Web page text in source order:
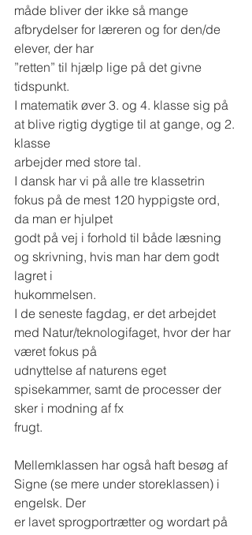
måde bliver der ikke så mange
afbrydelser for læreren og for den/de
elever, der har
”retten” til hjælp lige på det givne
tidspunkt.
I matematik øver 3. og 4. klasse sig på
at blive rigtig dygtige til at gange, og 2.
klasse
arbejder med store tal.
I dansk har vi på alle tre klassetrin
fokus på de mest 120 hyppigste ord,
da man er hjulpet
godt på vej i forhold til både læsning
og skrivning, hvis man har dem godt
lagret i
hukommelsen.
I de seneste fagdag, er det arbejdet
med Natur/teknologifaget, hvor der har
været fokus på
udnyttelse af naturens eget
spisekammer, samt de processer der
sker i modning af fx
frugt.
Mellemklassen har også haft besøg af
Signe (se mere under storeklassen) i
engelsk. Der
er lavet sprogportrætter og wordart på